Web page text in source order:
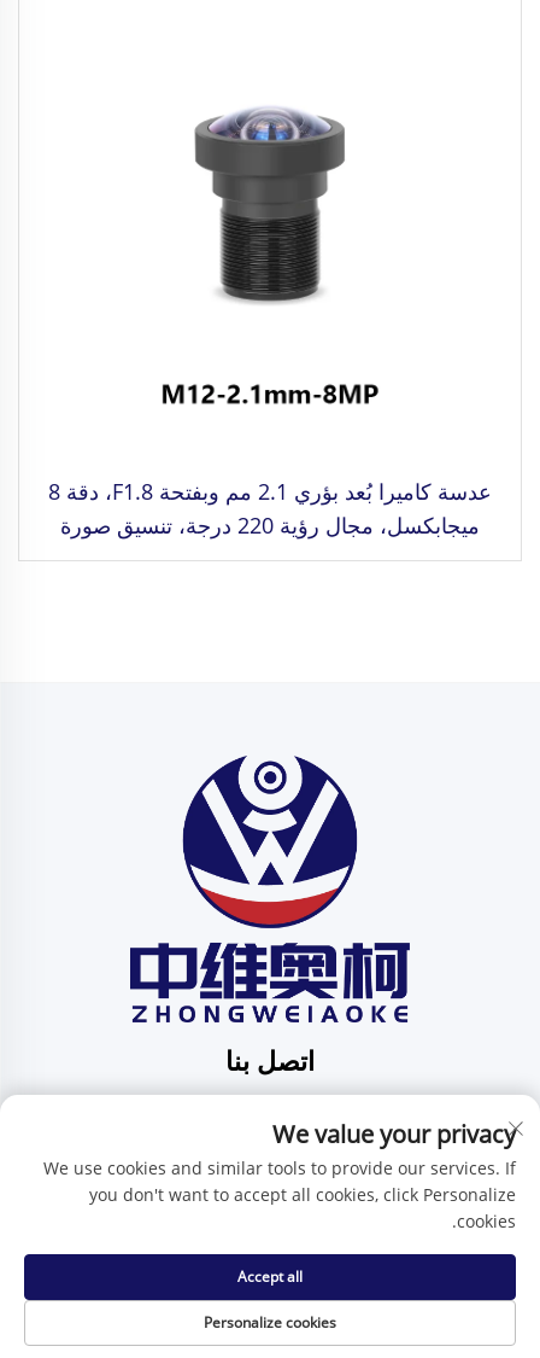
عدسة كاميرا بُعد بؤري 2.1 مم وبفتحة F1.8، دقة 8
ميجابكسل، مجال رؤية 220 درجة، تنسيق صورة
1/2.3"، تثبيت M12
اتصل بنا
بينغدي، شينتشن، مقاطعة قوانغدونغ، الصين
هاتف:+86-15986647296
البريد الإلكتروني:[email protected]
حقوق النسخ محفوظة © شركة شنتشن تشنغوي آي كيه للتكنولوجيا
المحدودة -سياسة الخصوصية
We value your privacy
We use cookies and similar tools to provide our services. If
you don't want to accept all cookies, click Personalize
cookies.
Personalize cookies
Accept all